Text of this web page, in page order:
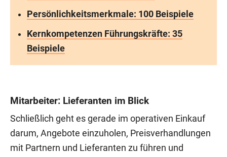
Persönlichkeitsmerkmale: 100 Beispiele
Kernkompetenzen Führungskräfte: 35
Beispiele
Mitarbeiter: Lieferanten im Blick
Schließlich geht es gerade im operativen Einkauf
darum, Angebote einzuholen, Preisverhandlungen
mit Partnern und Lieferanten zu führen und